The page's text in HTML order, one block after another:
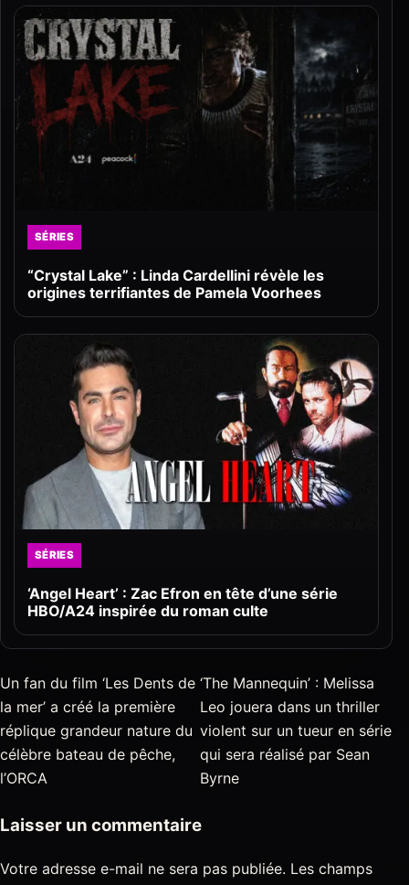
SÉRIES
“Crystal Lake” : Linda Cardellini révèle les
origines terrifiantes de Pamela Voorhees
SÉRIES
‘Angel Heart’ : Zac Efron en tête d’une série
HBO/A24 inspirée du roman culte
Un fan du film ‘Les Dents de
la mer’ a créé la première
réplique grandeur nature du
célèbre bateau de pêche,
l’ORCA
‘The Mannequin’ : Melissa
Leo jouera dans un thriller
violent sur un tueur en série
qui sera réalisé par Sean
Byrne
Laisser un commentaire
Votre adresse e-mail ne sera pas publiée. Les champs